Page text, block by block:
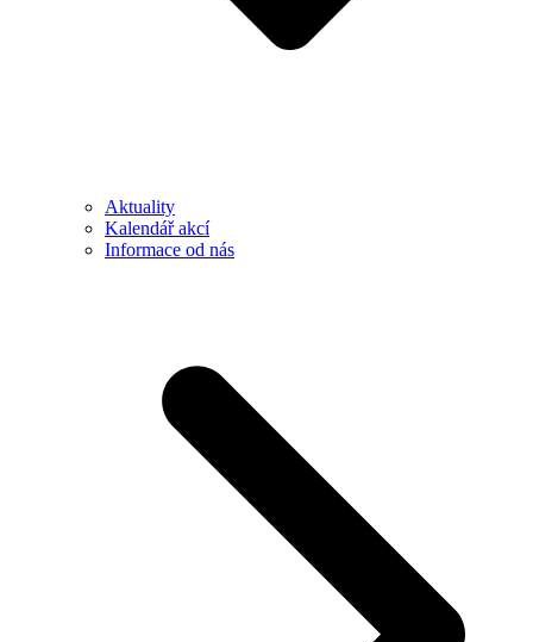
Aktuality
Kalendář akcí
Informace od nás